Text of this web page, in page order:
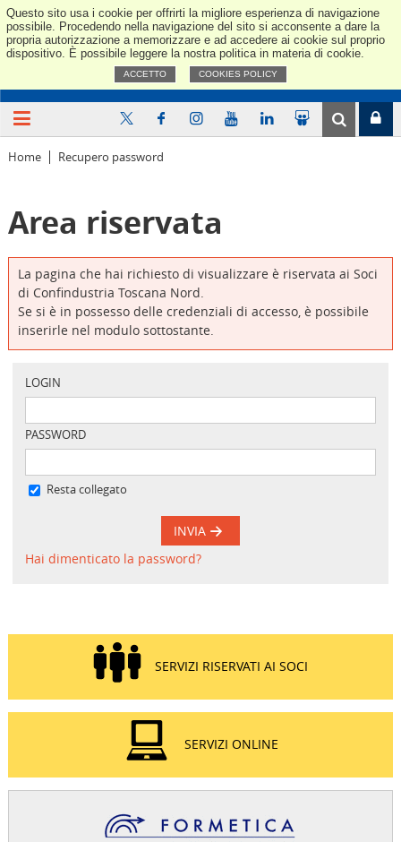
Questo sito usa i cookie per offrirti la migliore esperienza di navigazione
possibile. Procedendo nella navigazione del sito si acconsente a dare la
propria autorizzazione a memorizzare e ad accedere ai cookie sul proprio
dispositivo. È possibile leggere la nostra politica in materia di cookie.
ACCETTO COOKIES POLICY
Home Recupero password
Area riservata
La pagina che hai richiesto di visualizzare è riservata ai Soci
di Confindustria Toscana Nord.
Se si è in possesso delle credenziali di accesso, è possibile
inserirle nel modulo sottostante.
LOGIN
PASSWORD
Resta collegato
INVIA
Hai dimenticato la password?
SERVIZI RISERVATI AI SOCI
SERVIZI ONLINE